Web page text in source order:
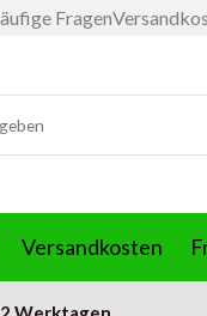
Fragen
Versandkosten